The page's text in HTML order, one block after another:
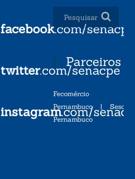
facebook.com/senacpe
twitter.com/senacpe
instagram.com/
Parceiros
Fecomércio
Pernambuco| Sesc
Pernambuco